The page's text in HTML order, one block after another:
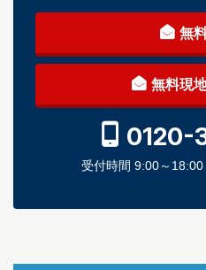
無
無料現
0120-
受付時間 9:00～18:00